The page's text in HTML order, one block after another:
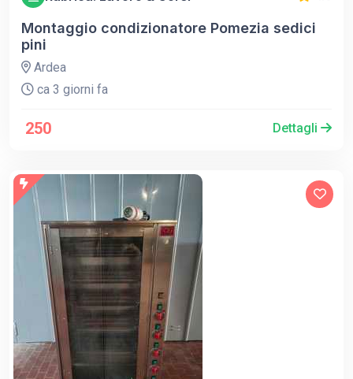
Montaggio condizionatore Pomezia sedici
pini
Ardea
ca 3 giorni fa
250 Dettagli